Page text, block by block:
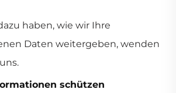
haben, wie wir Ihre
Daten weitergeben, wenden
schützen